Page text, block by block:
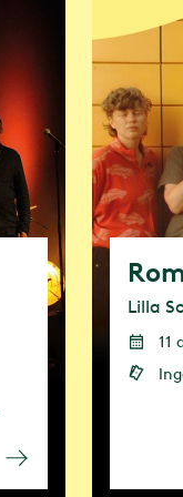
–
Med
och
minska de
Vi har
Greentopia
för att
fokus är
Lilla
11